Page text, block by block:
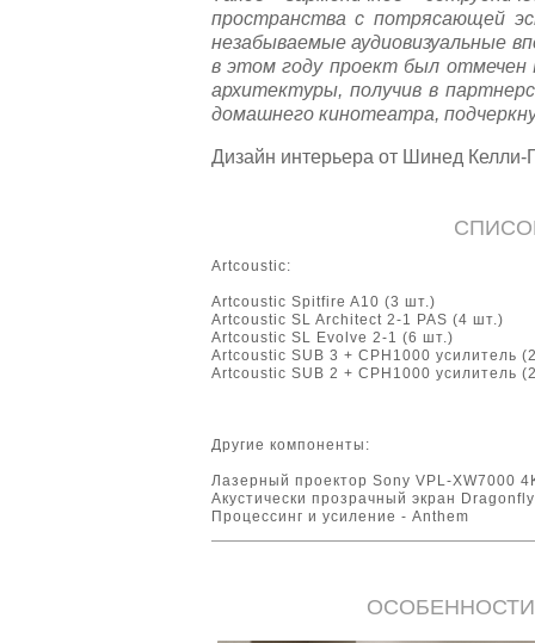
пространства с потрясающей
незабываемые аудиовизуальные
в этом году проект был отмечен
архитектуры, получив в
домашнего кинотеатра,
Дизайн интерьера от Шинед Келли-
Artcoustic:
Artcoustic Spitfire A10 (3 шт.)
Artcoustic SL Architect 2-1 PAS (4 шт.)
Artcoustic SL Evolve 2-1 (6 шт.)
Artcoustic SUB 3 + CPH1000 усилитель
Artcoustic SUB 2 + CPH1000 усилитель
Другие компоненты:
Лазерный проектор Sony VPL-XW7000
Акустически прозрачный экран
Процессинг и усиление - Anthem